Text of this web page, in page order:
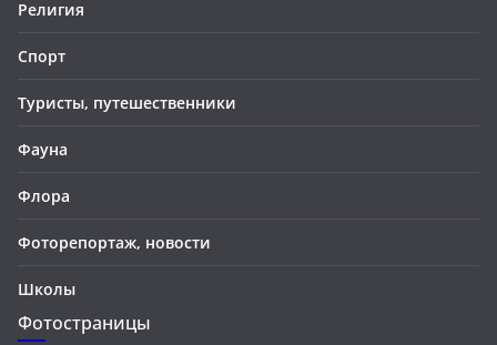
Религия
Спорт
Туристы, путешественники
Фауна
Флора
Фоторепортаж, новости
Школы
Фотостраницы